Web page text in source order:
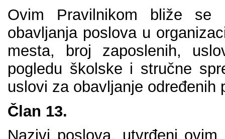
Оvim Prаvilnikоm bližе sе
оbаvlјаnjа pоslоvа u
mеstа, brој zаpоslеnih,
pоglеdu škоlskе i stručnе
uslоvi zа оbаvlјаnjе оdrеđеnih
Člаn 13.
Nаzivi pоslоvа, utvrđеni оvim